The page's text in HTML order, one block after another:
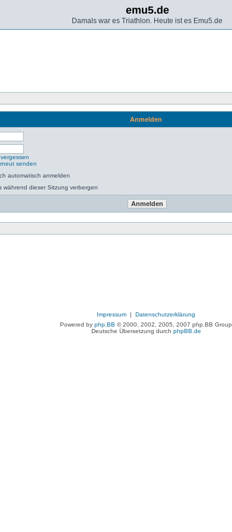
emu5.de
Damals war es Triathlon. Heute ist es Emu5.de
Anmelden
senden
automatisch anmelden
während dieser Sitzung verbergen
Impressum | Datenschutzerklärung
Powered by php.BB © 2000, 2002, 2005, 2007 php.BB Group
Deutsche Übersetzung durch phpBB.de